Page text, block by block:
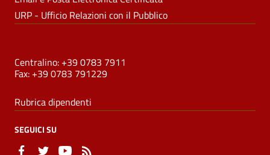
URP - Ufficio Relazioni con il Pubblico
Centralino: +39 0783 7911
Fax: +39 0783 791229
Rubrica dipendenti
SEGUICI SU